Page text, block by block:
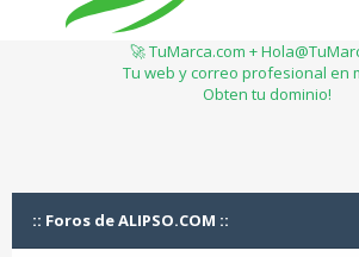
🚀 TuMarca.com +
Tu web y correo profesional en
Obten tu dominio!
:: Foros de ALIPSO.COM ::